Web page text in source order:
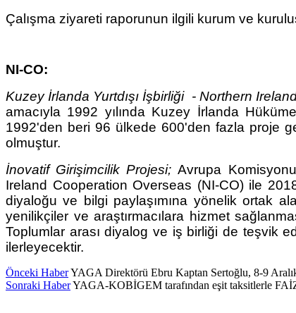
Çalışma ziyareti raporunun ilgili kurum ve
NI-CO:
Kuzey İrlanda Yurtdışı İşbirliği - Northern
amacıyla 1992 yılında Kuzey İrlanda
1992'den beri 96 ülkede 600'den fazla proje
olmuştur.
İnovatif Girişimcilik Projesi; Avrupa
Ireland Cooperation Overseas (NI-CO) ile
diyaloğu ve bilgi paylaşımına yönelik ortak
yenilikçiler ve araştırmacılara hizmet
Toplumlar arası diyalog ve iş birliği de teşvik
ilerleyecektir.
Önceki HaberYAGA Direktörü Ebru Kaptan Sertoğlu, 8-9
Sonraki HaberYAGA-KOBİGEM tarafından eşit taksitlerle